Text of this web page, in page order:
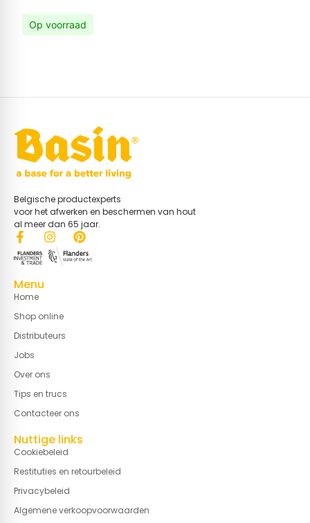
Op voorraad
Belgische productexperts
voor het afwerken en beschermen van hout
al meer dan 65 jaar.
Menu
Home
Shop online
Distributeurs
Jobs
Over ons
Tips en trucs
Contacteer ons
Nuttige links
Cookiebeleid
Restituties en retourbeleid
Privacybeleid
Algemene verkoopvoorwaarden